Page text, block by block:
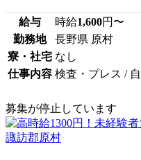
給与 時給1,600円〜
勤務地
長野県 原村
寮・社宅 なし
仕事内容 検査・プレス /
募集が停止しています